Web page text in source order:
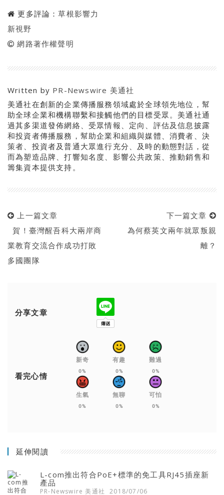
更多評論：草根影響力
新視野
網路著作權聲明
Written by PR-Newswire 美通社
美通社在創新的企業傳播服務領域處於全球領先地位，幫
助全球企業和機構聯繫和接觸他們的目標受眾。美通社通
過其多渠道發佈網絡、受眾情報、定向、評估及信息披露
和投資者傳播服務，幫助企業和組織與媒體、消費者、決
策者、投資者及普通大眾進行充分、及時的動態對話，從
而為塑造品牌、打響知名度、影響公共政策、推動銷售和
籌集資本提供支持。
上一篇文章
賀！臺灣醒吾科大兩岸商
業教育交流合作成功打敗
多國團隊
下一篇文章
為何蔡英文兩年就眾叛親
離？
分享文章
看完心情
新奇
0%
有趣
0%
難過
0%
生氣
0%
無聊
0%
可怕
0%
延伸閱讀
L-com推出符合PoE+標準的免工具RJ45插座新
產品
PR-Newswire 美通社 2018/07/06